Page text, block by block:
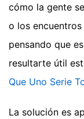
cómo la gente
o los
pensando que
resultarte útil
Que Uno Serie
La solución es